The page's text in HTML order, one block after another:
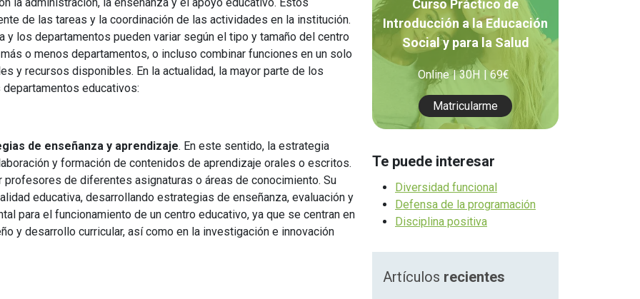
Ver Cursos
Universitaria
Masteres Educación
Cursos Formación
Profesorado
Cursos para oposiciones
Orientación Laboral
Responsabilidad Social e
Intervención
Salud y Actividad Física
de las tareas y la coordinación de las actividades en la institución.
y los departamentos pueden variar según el tipo y tamaño del centro
o menos departamentos, o incluso combinar funciones en un solo
y recursos disponibles. En la actualidad, la mayor parte de los
educativos:
de enseñanza y aprendizaje. En este sentido, la estrategia
y formación de contenidos de aprendizaje orales o escritos.
de diferentes asignaturas o áreas de conocimiento. Su
educativa, desarrollando estrategias de enseñanza, evaluación y
para el funcionamiento de un centro educativo, ya que se centran en
y desarrollo curricular, así como en la investigación e innovación
Curso Práctico de
Introducción a la Educación
Social y para la Salud
Online 30H 69€
Matricularme
Te puede interesar
Diversidad funcional
Defensa de la programación
Disciplina positiva
Artículos recientes